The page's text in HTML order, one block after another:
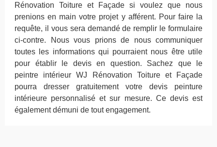
Rénovation Toiture et Façade si voulez que nous
prenions en main votre projet y afférent. Pour faire la
requête, il vous sera demandé de remplir le formulaire
ci-contre. Nous vous prions de nous communiquer
toutes les informations qui pourraient nous être utile
pour établir le devis en question. Sachez que le
peintre intérieur WJ Rénovation Toiture et Façade
pourra dresser gratuitement votre devis peinture
intérieure personnalisé et sur mesure. Ce devis est
également démuni de tout engagement.